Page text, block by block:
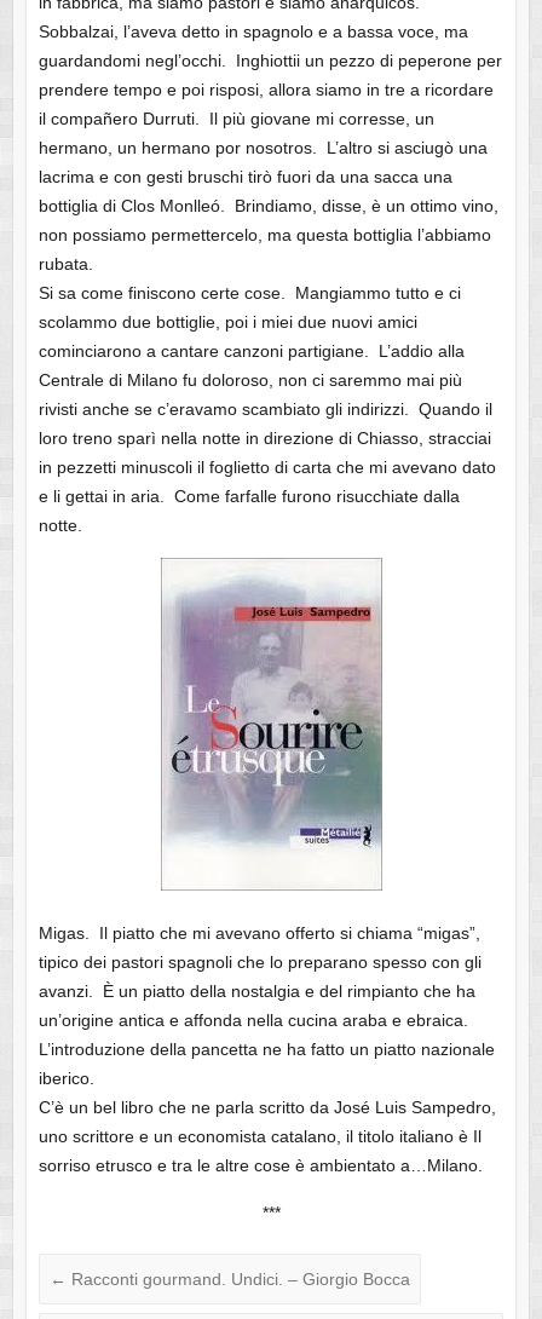
Sobbalzai, l’aveva detto in spagnolo e a bassa voce, ma
guardandomi negl’occhi. Inghiottii un pezzo di peperone per
prendere tempo e poi risposi, allora siamo in tre a ricordare
il compañero Durruti. Il più giovane mi corresse, un
hermano, un hermano por nosotros. L’altro si asciugò una
lacrima e con gesti bruschi tirò fuori da una sacca una
bottiglia di Clos Monlleó. Brindiamo, disse, è un ottimo vino,
non possiamo permettercelo, ma questa bottiglia l’abbiamo
rubata.
Si sa come finiscono certe cose. Mangiammo tutto e ci
scolammo due bottiglie, poi i miei due nuovi amici
cominciarono a cantare canzoni partigiane. L’addio alla
Centrale di Milano fu doloroso, non ci saremmo mai più
rivisti anche se c’eravamo scambiato gli indirizzi. Quando il
loro treno sparì nella notte in direzione di Chiasso, stracciai
in pezzetti minuscoli il foglietto di carta che mi avevano dato
e li gettai in aria. Come farfalle furono risucchiate dalla
notte.
Migas. Il piatto che mi avevano offerto si chiama “migas”,
tipico dei pastori spagnoli che lo preparano spesso con gli
avanzi. È un piatto della nostalgia e del rimpianto che ha
un’origine antica e affonda nella cucina araba e ebraica.
L’introduzione della pancetta ne ha fatto un piatto nazionale
iberico.
C’è un bel libro che ne parla scritto da José Luis Sampedro,
uno scrittore e un economista catalano, il titolo italiano è Il
sorriso etrusco e tra le altre cose è ambientato a…Milano.
***
← Racconti gourmand. Undici. – Giorgio Bocca